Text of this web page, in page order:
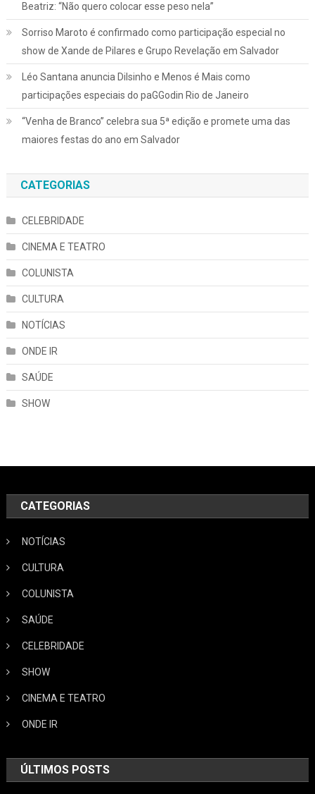
Beatriz: “Não quero colocar esse peso nela”
Sorriso Maroto é confirmado como participação especial no
show de Xande de Pilares e Grupo Revelação em Salvador
Léo Santana anuncia Dilsinho e Menos é Mais como
participações especiais do paGGodin Rio de Janeiro
“Venha de Branco” celebra sua 5ª edição e promete uma das
maiores festas do ano em Salvador
CATEGORIAS
CELEBRIDADE
CINEMA E TEATRO
COLUNISTA
CULTURA
NOTÍCIAS
ONDE IR
SAÚDE
SHOW
CATEGORIAS
NOTÍCIAS
CULTURA
COLUNISTA
SAÚDE
CELEBRIDADE
SHOW
CINEMA E TEATRO
ONDE IR
ÚLTIMOS POSTS